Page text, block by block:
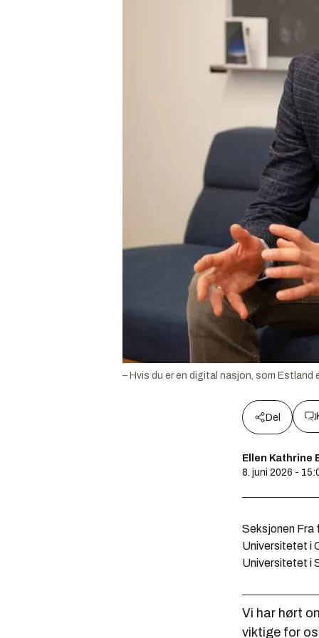
– Hvis du er en digital nasjon, som Estland
Del
Ellen Kathrine
8. juni 2026 -
Seksjonen Fra
Universitetet i
Universitetet i
Vi har hørt
viktige for